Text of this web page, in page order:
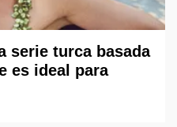
serie turca basada
es ideal para